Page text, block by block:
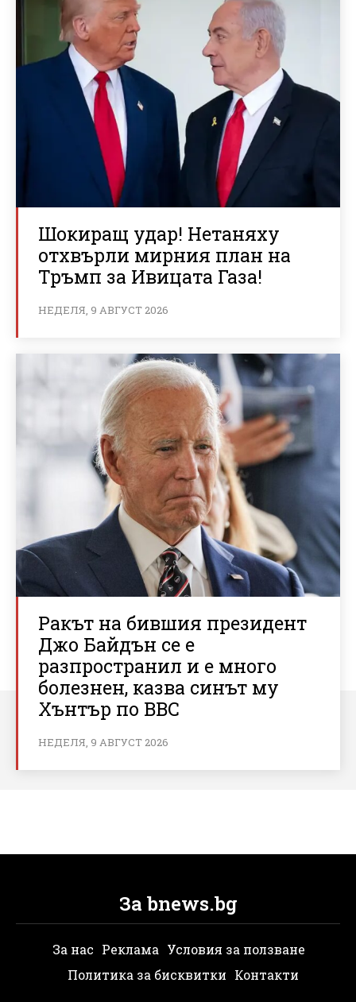
Шокиращ удар! Нетаняху
отхвърли мирния план на
Тръмп за Ивицата Газа!
НЕДЕЛЯ, 9 АВГУСТ 2026
Ракът на бившия президент
Джо Байдън се е
разпространил и е много
болезнен, казва синът му
Хънтър по BBC
НЕДЕЛЯ, 9 АВГУСТ 2026
За bnews.bg
За нас Реклама Условия за ползване
Политика за бисквитки Контакти